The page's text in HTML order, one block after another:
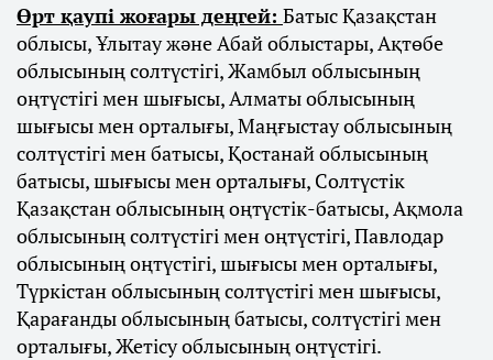
Өрт қаупі жоғары деңгей: Батыс Қазақстан
облысы, Ұлытау және Абай облыстары, Ақтөбе
облысының солтүстігі, Жамбыл облысының
оңтүстігі мен шығысы, Алматы облысының
шығысы мен орталығы, Маңғыстау облысының
солтүстігі мен батысы, Қостанай облысының
батысы, шығысы мен орталығы, Солтүстік
Қазақстан облысының оңтүстік-батысы, Ақмола
облысының солтүстігі мен оңтүстігі, Павлодар
облысының оңтүстігі, шығысы мен орталығы,
Түркістан облысының солтүстігі мен шығысы,
Қарағанды облысының батысы, солтүстігі мен
орталығы, Жетісу облысының оңтүстігі.